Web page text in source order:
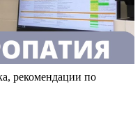
рекомендации по